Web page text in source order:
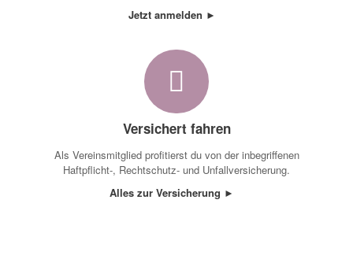
Jetzt anmelden ►
Versichert fahren
Als Vereinsmitglied profitierst du von der inbegriffenen
Haftpflicht-, Rechtschutz- und Unfallversicherung.
Alles zur Versicherung ►